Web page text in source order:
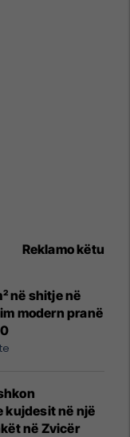
Reklamo këtu
në shitje në
modern pranë
kujdesit në një
në Zvicër